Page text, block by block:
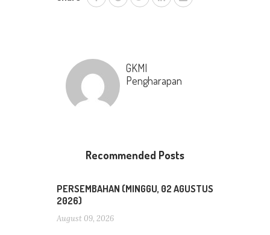
GKMI
Pengharapan
Recommended Posts
PERSEMBAHAN (MINGGU, 02 AGUSTUS
2026)
August 09, 2026